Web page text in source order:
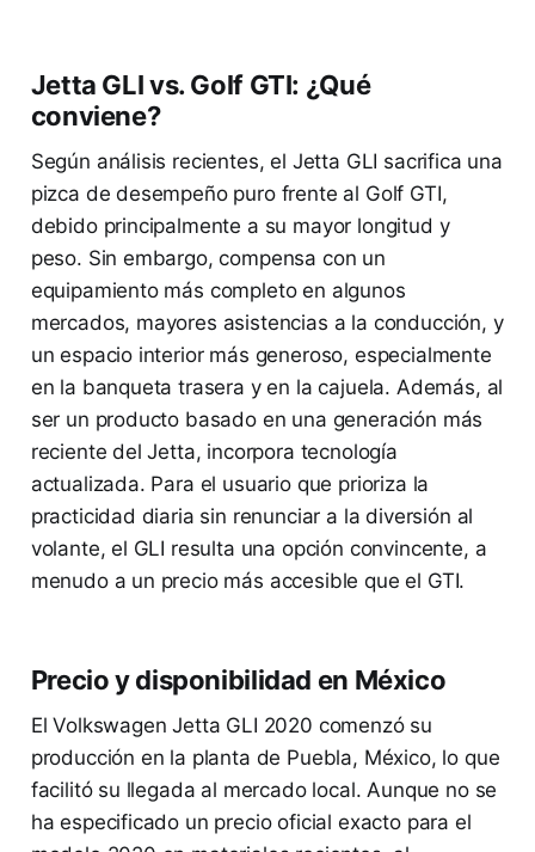
Jetta GLI vs. Golf GTI: ¿Qué
conviene?
Según análisis recientes, el Jetta GLI sacrifica una
pizca de desempeño puro frente al Golf GTI,
debido principalmente a su mayor longitud y
peso. Sin embargo, compensa con un
equipamiento más completo en algunos
mercados, mayores asistencias a la conducción, y
un espacio interior más generoso, especialmente
en la banqueta trasera y en la cajuela. Además, al
ser un producto basado en una generación más
reciente del Jetta, incorpora tecnología
actualizada. Para el usuario que prioriza la
practicidad diaria sin renunciar a la diversión al
volante, el GLI resulta una opción convincente, a
menudo a un precio más accesible que el GTI.
Precio y disponibilidad en México
El Volkswagen Jetta GLI 2020 comenzó su
producción en la planta de Puebla, México, lo que
facilitó su llegada al mercado local. Aunque no se
ha especificado un precio oficial exacto para el